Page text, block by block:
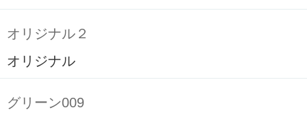
オリジナル２
オリジナル
グリーン009